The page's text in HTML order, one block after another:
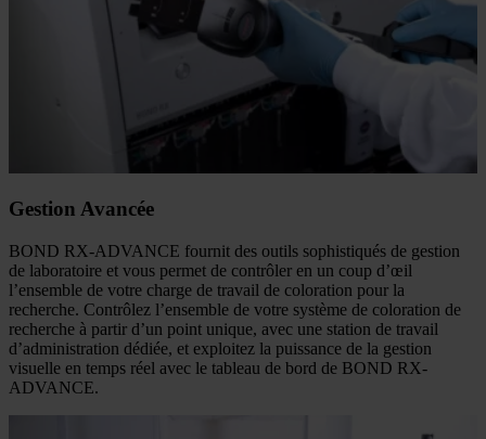
Gestion Avancée
BOND RX-ADVANCE fournit des outils sophistiqués de gestion
de laboratoire et vous permet de contrôler en un coup d’œil
l’ensemble de votre charge de travail de coloration pour la
recherche. Contrôlez l’ensemble de votre système de coloration de
recherche à partir d’un point unique, avec une station de travail
d’administration dédiée, et exploitez la puissance de la gestion
visuelle en temps réel avec le tableau de bord de BOND RX-
ADVANCE.